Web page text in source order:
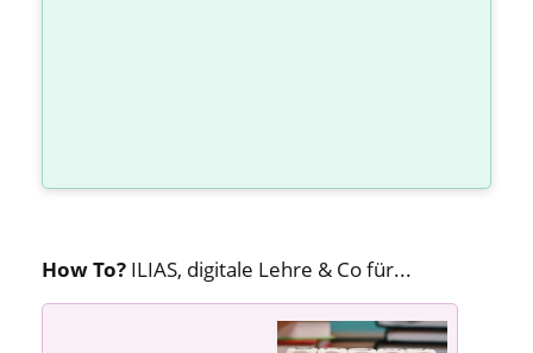
How To? ILIAS, digitale Lehre & Co für...